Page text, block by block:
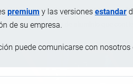
premium y las versiones estandar
de su empresa.
puede comunicarse con nosotros
(+): En el casete de prueba aparece una
de cartón: 10 bolsas de aluminio que